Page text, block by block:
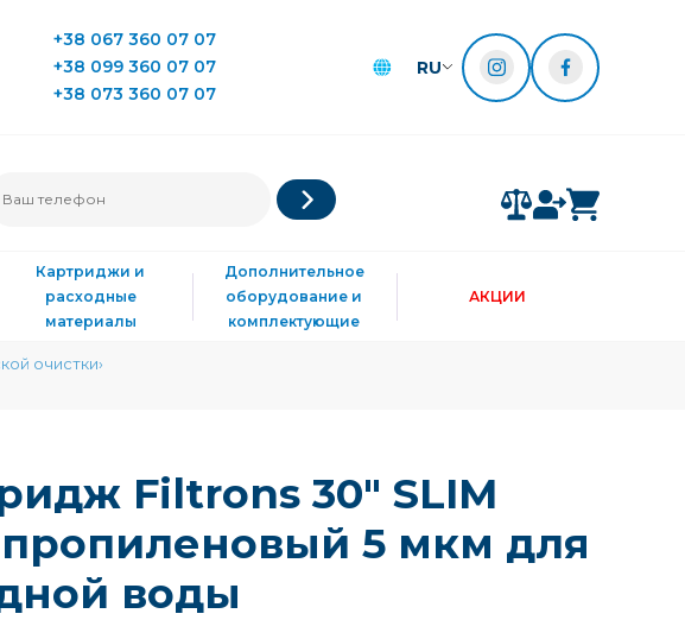
+38 067 360 07 07
+38 099 360 07 07
+38 073 360 07 07
RU
Картриджи и
расходные
материалы
Дополнительное
оборудование и
комплектующие
АКЦИИ
очистки
Filtrons 30" SLIM
5 мкм для
воды